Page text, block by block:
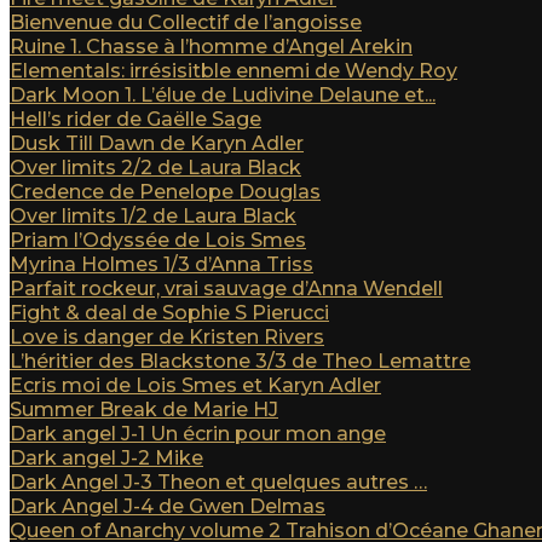
Bienvenue du Collectif de l’angoisse
Ruine 1. Chasse à l’homme d’Angel Arekin
Elementals: irrésisitble ennemi de Wendy Roy
Dark Moon 1. L’élue de Ludivine Delaune et...
Hell’s rider de Gaëlle Sage
Dusk Till Dawn de Karyn Adler
Over limits 2/2 de Laura Black
Credence de Penelope Douglas
Over limits 1/2 de Laura Black
Priam l’Odyssée de Lois Smes
Myrina Holmes 1/3 d’Anna Triss
Parfait rockeur, vrai sauvage d’Anna Wendell
Fight & deal de Sophie S Pierucci
Love is danger de Kristen Rivers
L’héritier des Blackstone 3/3 de Theo Lemattre
Ecris moi de Lois Smes et Karyn Adler
Summer Break de Marie HJ
Dark angel J-1 Un écrin pour mon ange
Dark angel J-2 Mike
Dark Angel J-3 Theon et quelques autres …
Dark Angel J-4 de Gwen Delmas
Queen of Anarchy volume 2 Trahison d’Océane